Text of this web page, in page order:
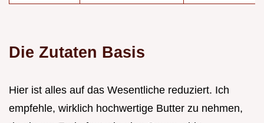
Die Zutaten Basis
Hier ist alles auf das Wesentliche reduziert. Ich
empfehle, wirklich hochwertige Butter zu nehmen,